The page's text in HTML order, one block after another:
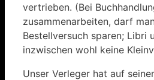
vertrieben. (Bei
zusammenarbeiten, darf
Bestellversuch sparen; Libri
inzwischen wohl keine
Unser Verleger hat auf